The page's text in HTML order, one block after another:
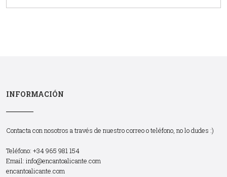
INFORMACIÓN
Contacta con nosotros a través de nuestro correo o teléfono, no lo dudes :)
Teléfono: +34 965 981 154
Email: info@encantoalicante.com
encantoalicante.com